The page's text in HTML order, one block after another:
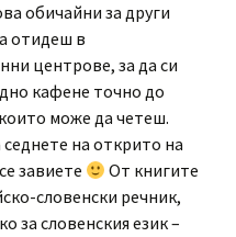
обичайни за други
отидеш в
центрове, за да си
кафене точно до
може да четеш.
на открито на
завиете
От книгите
словенски речник,
за словенския език –